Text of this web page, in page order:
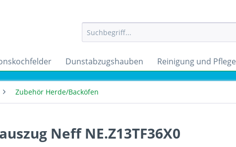
Dunstabzugshauben Reinigung und Pflege
Zubehör Herde/Backöfen
Neff NE.Z13TF36X0